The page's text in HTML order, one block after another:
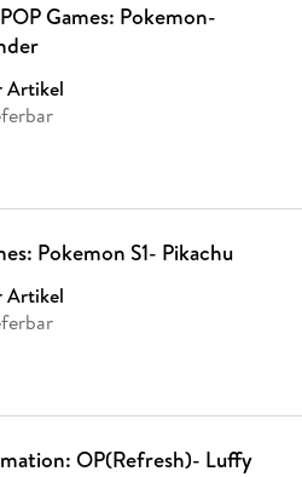
Games: Pokemon-
Artikel
Pokemon S1- Pikachu
Artikel
OP(Refresh)- Luffy